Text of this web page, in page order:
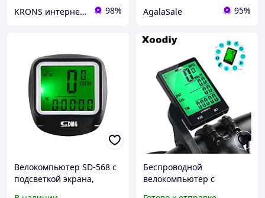
KRONS интернет- магазин 98% AgalaSale 95%
Велокомпьютер SD-568 с
подсветкой экрана,
Беспроводной
велокомпьютер с